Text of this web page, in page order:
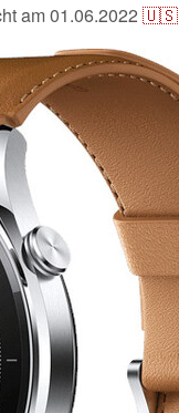
am01.06.2022 🇺🇸